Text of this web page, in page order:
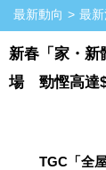
最新動向 最新
新春「家・
場 勁慳高達
TGC「全